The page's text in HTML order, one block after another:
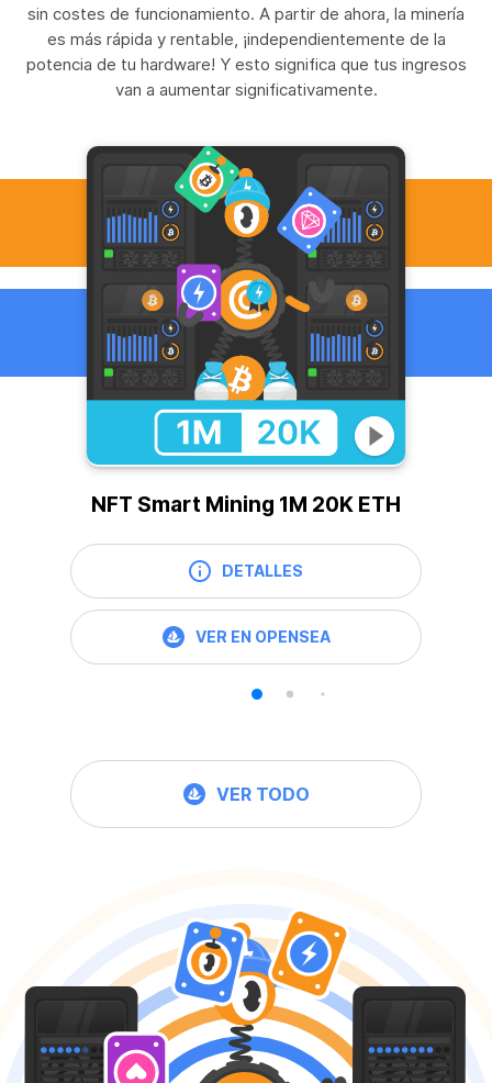
sin costes de funcionamiento. A partir de ahora, la minería
es más rápida y rentable, ¡independientemente de la
potencia de tu hardware! Y esto significa que tus ingresos
van a aumentar significativamente.
NFT Smart Mining 1M 20K ETH
DETALLES
VER EN OPENSEA
VER TODO